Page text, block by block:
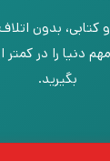
کتابی، بدون
بگیرید.